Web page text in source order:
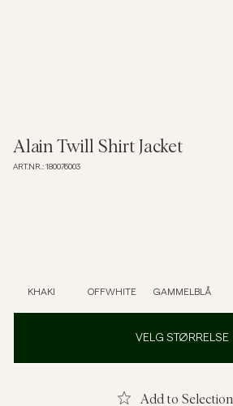
Skjorter
T-skjorter
Undertøy
Alain Twill Shirt Jacket
ART.NR.: 180076003
KHAKI OFFWHITE GAMMELBLÅ
VELG STØRRELSE
Add to Selection